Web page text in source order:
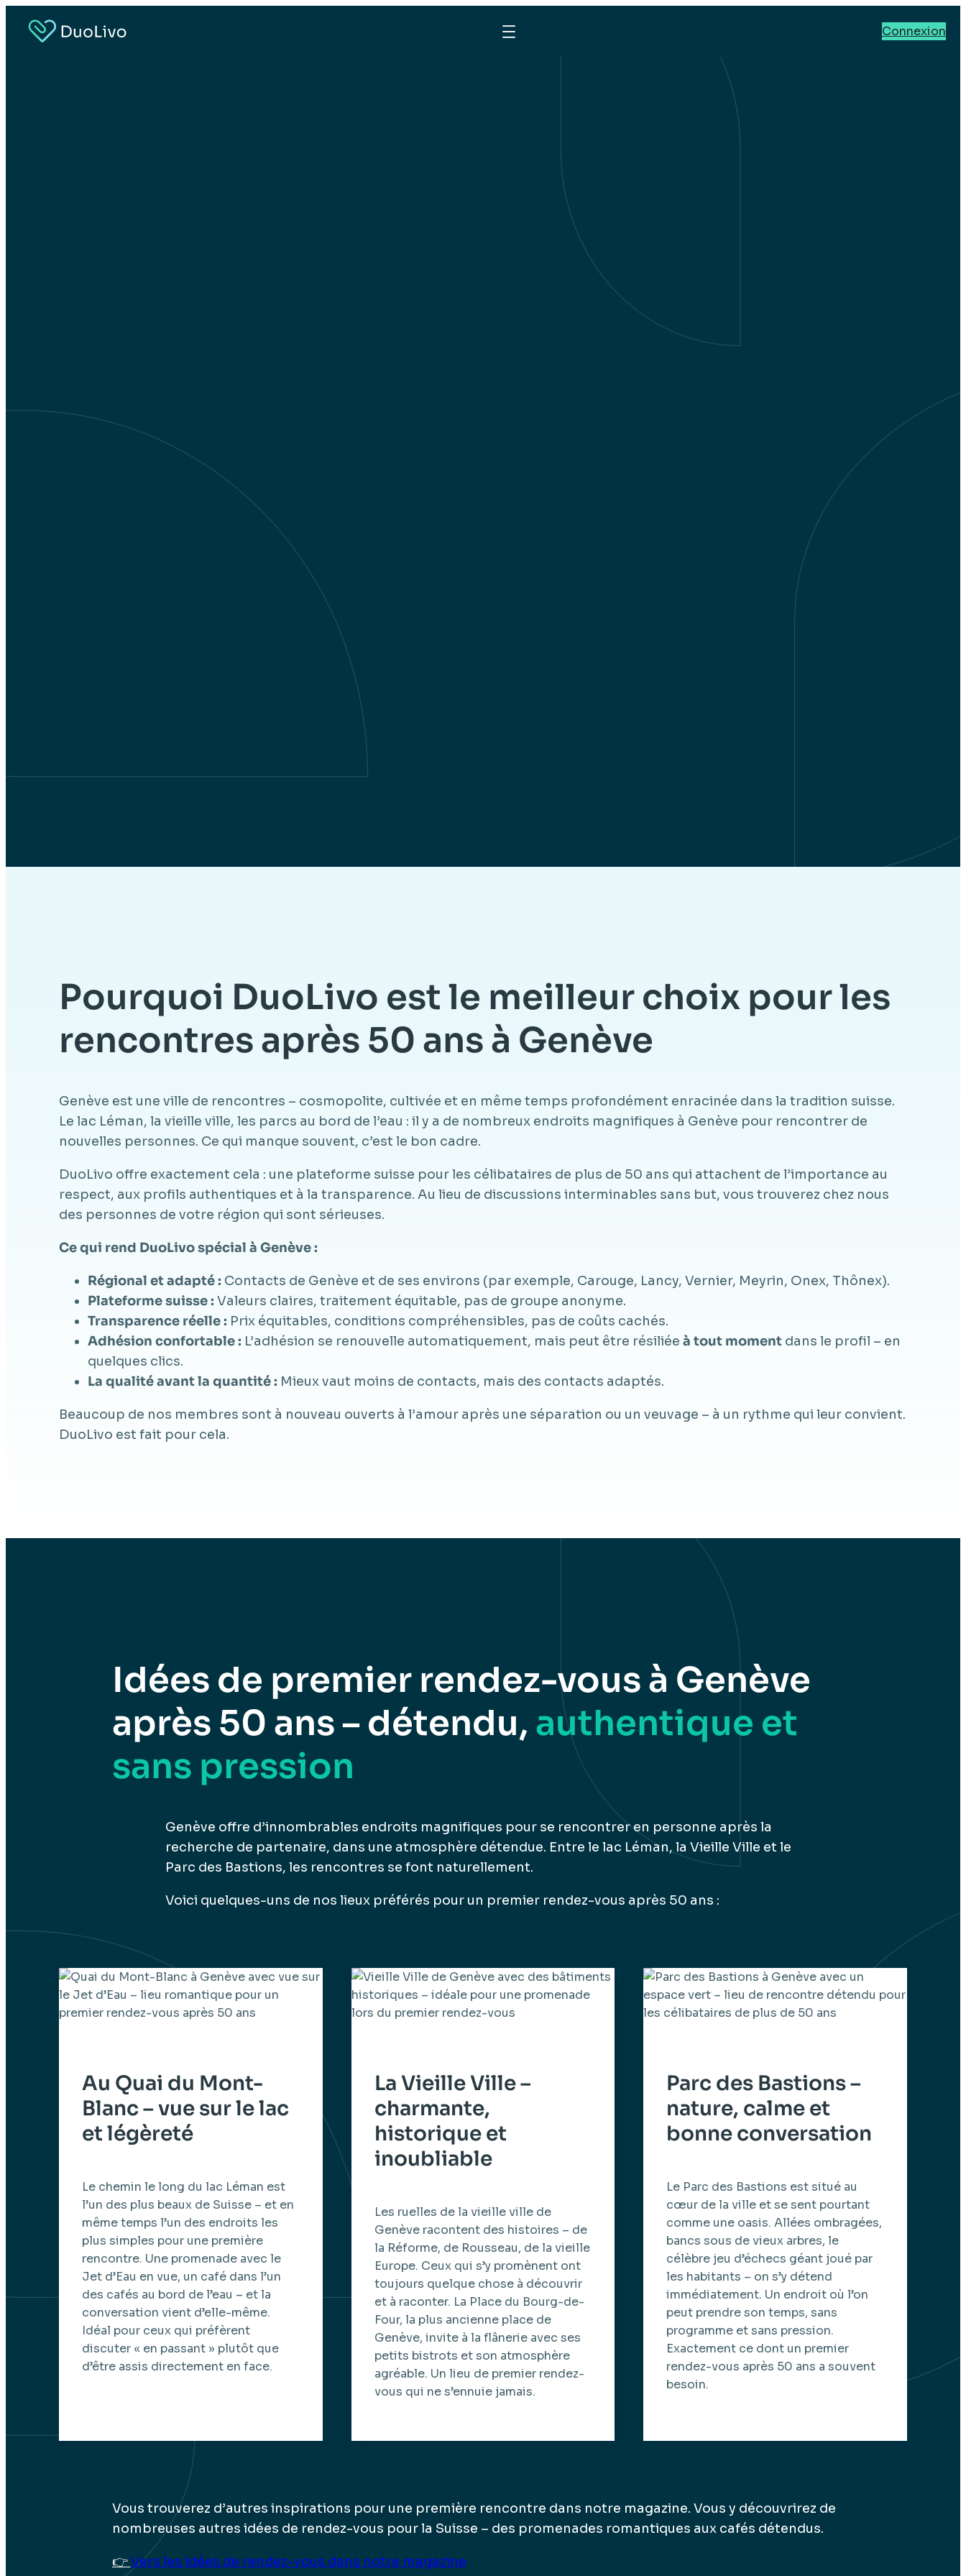
Connexion
Pourquoi DuoLivo est le meilleur choix pour les
rencontres après 50 ans à Genève
Genève est une ville de rencontres – cosmopolite, cultivée et en même temps profondément enracinée dans la tradition suisse.
Le lac Léman, la vieille ville, les parcs au bord de l’eau : il y a de nombreux endroits magnifiques à Genève pour rencontrer de
nouvelles personnes. Ce qui manque souvent, c’est le bon cadre.
DuoLivo offre exactement cela : une plateforme suisse pour les célibataires de plus de 50 ans qui attachent de l’importance au
respect, aux profils authentiques et à la transparence. Au lieu de discussions interminables sans but, vous trouverez chez nous
des personnes de votre région qui sont sérieuses.
Ce qui rend DuoLivo spécial à Genève :
Régional et adapté : Contacts de Genève et de ses environs (par exemple, Carouge, Lancy, Vernier, Meyrin, Onex, Thônex).
Plateforme suisse : Valeurs claires, traitement équitable, pas de groupe anonyme.
Transparence réelle : Prix équitables, conditions compréhensibles, pas de coûts cachés.
Adhésion confortable : L’adhésion se renouvelle automatiquement, mais peut être résiliée à tout momentdans le profil – en
quelques clics.
La qualité avant la quantité : Mieux vaut moins de contacts, mais des contacts adaptés.
Beaucoup de nos membres sont à nouveau ouverts à l’amour après une séparation ou un veuvage – à un rythme qui leur convient.
DuoLivo est fait pour cela.
Idées de premier rendez-vous à Genève
après 50 ans – détendu, authentique et
sans pression
Genève offre d’innombrables endroits magnifiques pour se rencontrer en personne après la
recherche de partenaire, dans une atmosphère détendue. Entre le lac Léman, la Vieille Ville et le
Parc des Bastions, les rencontres se font naturellement.
Voici quelques-uns de nos lieux préférés pour un premier rendez-vous après 50 ans :
Au Quai du Mont-
Blanc – vue sur le lac
et légèreté
Le chemin le long du lac Léman est
l’un des plus beaux de Suisse – et en
même temps l’un des endroits les
plus simples pour une première
rencontre. Une promenade avec le
Jet d’Eau en vue, un café dans l’un
des cafés au bord de l’eau – et la
conversation vient d’elle-même.
Idéal pour ceux qui préfèrent
discuter « en passant » plutôt que
d’être assis directement en face.
La Vieille Ville –
charmante,
historique et
inoubliable
Les ruelles de la vieille ville de
Genève racontent des histoires – de
la Réforme, de Rousseau, de la vieille
Europe. Ceux qui s’y promènent ont
toujours quelque chose à découvrir
et à raconter. La Place du Bourg-de-
Four, la plus ancienne place de
Genève, invite à la flânerie avec ses
petits bistrots et son atmosphère
agréable. Un lieu de premier rendez-
vous qui ne s’ennuie jamais.
Parc des Bastions –
nature, calme et
bonne conversation
Le Parc des Bastions est situé au
cœur de la ville et se sent pourtant
comme une oasis. Allées ombragées,
bancs sous de vieux arbres, le
célèbre jeu d’échecs géant joué par
les habitants – on s’y détend
immédiatement. Un endroit où l’on
peut prendre son temps, sans
programme et sans pression.
Exactement ce dont un premier
rendez-vous après 50 ans a souvent
besoin.
Vous trouverez d’autres inspirations pour une première rencontre dans notre magazine. Vous y découvrirez de
nombreuses autres idées de rendez-vous pour la Suisse – des promenades romantiques aux cafés détendus.
👉Vers les idées de rendez-vous dans notre magazine